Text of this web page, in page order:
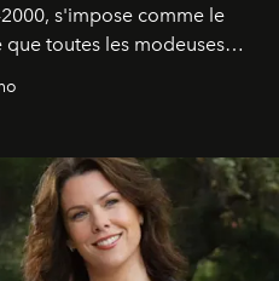
s'impose comme le
toutes les modeuses